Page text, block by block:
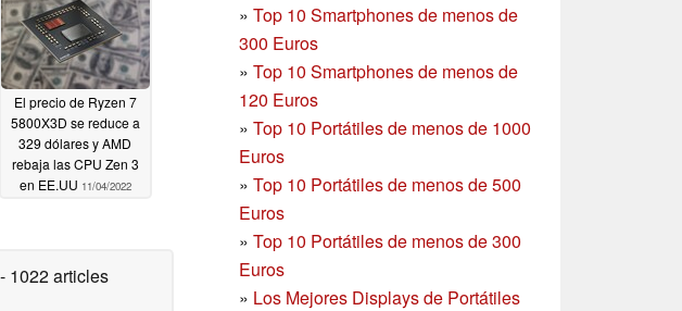
» Top 10 Smartphones de menos de
300 Euros
» Top 10 Smartphonesde menos de
120 Euros
» Top 10 Portátiles de menos de 1000
Euros
» Top 10 Portátiles de menos de 500
Euros
» Top 10 Portátiles de menos de 300
Euros
» Los Mejores Displays de Portátiles
El precio de Ryzen 7
5800X3D se reduce a
329 dólares y AMD
rebaja las CPU Zen 3
en EE.UU 11/04/2022
- 1022 articles